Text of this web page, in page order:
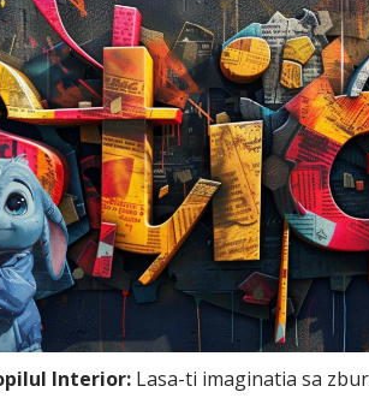
Interior: Lasa-ti imaginatia sa